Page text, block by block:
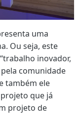
uma
Ou seja, este
inovador,
comunidade
também ele
que já
projeto de